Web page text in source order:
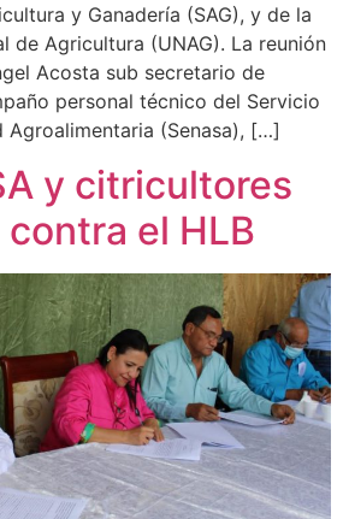
y Ganadería (SAG), y de la
de Agricultura (UNAG). La reunión
Acosta sub secretario de
personal técnico del Servicio
Agroalimentaria (Senasa), […]
y citricultores
el HLB